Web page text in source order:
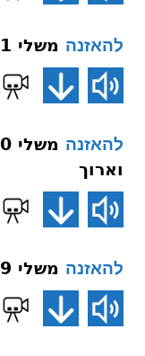
להאזנה משלי 141 פרק א פסוק כח אז
להאזנה
וארוך
להאזנה משלי 139 פרק א פסוק כז צוקה